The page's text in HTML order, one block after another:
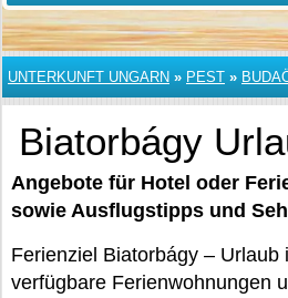
UNTERKUNFT UNGARN » PEST »
Biatorbágy
Angebote für Hotel oder
sowie Ausflugstipps und
Ferienziel Biatorbágy – Urlaub
verfügbare Ferienwohnungen